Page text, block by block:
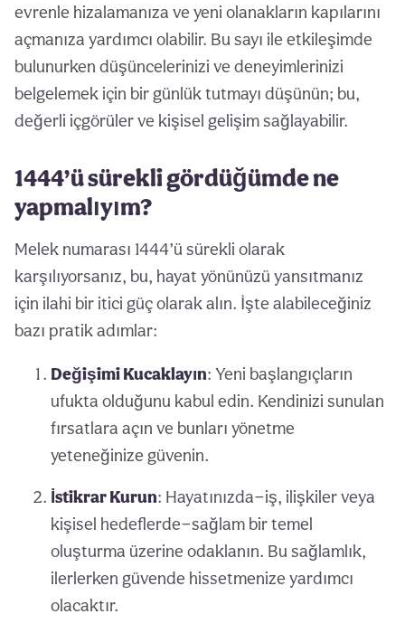
evrenle hizalamanıza ve yeni olanakların kapılarını
açmanıza yardımcı olabilir. Bu sayı ile etkileşimde
bulunurken düşüncelerinizi ve deneyimlerinizi
belgelemek için bir günlük tutmayı düşünün; bu,
değerli içgörüler ve kişisel gelişim sağlayabilir.
1444’ü sürekli gördüğümde ne
yapmalıyım?
Melek numarası 1444’ü sürekli olarak
karşılıyorsanız, bu, hayat yönünüzü yansıtmanız
için ilahi bir itici güç olarak alın. İşte alabileceğiniz
bazı pratik adımlar:
Değişimi Kucaklayın: Yeni başlangıçların
ufukta olduğunu kabul edin. Kendinizi sunulan
fırsatlara açın ve bunları yönetme
yeteneğinize güvenin.
İstikrar Kurun: Hayatınızda—iş, ilişkiler veya
kişisel hedeflerde—sağlam bir temel
oluşturma üzerine odaklanın. Bu sağlamlık,
ilerlerken güvende hissetmenize yardımcı
olacaktır.